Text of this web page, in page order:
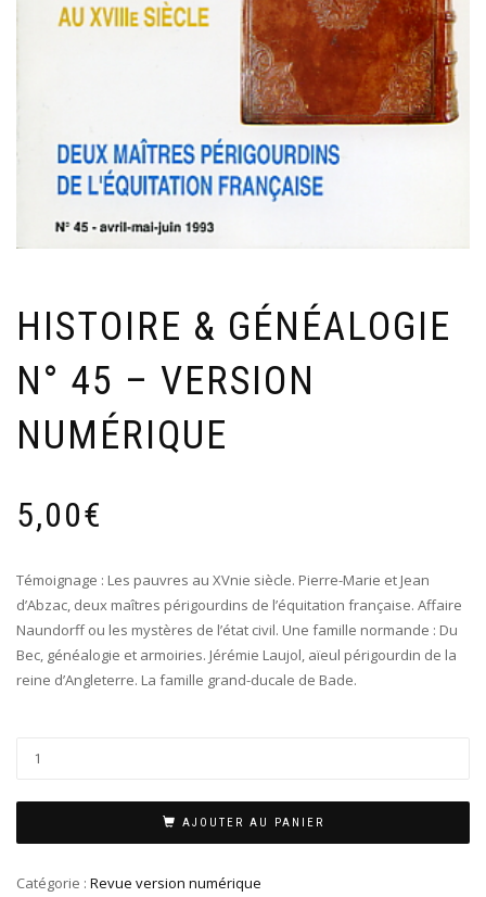
HISTOIRE & GÉNÉALOGIE
N° 45 – VERSION
NUMÉRIQUE
5,00€
Témoignage : Les pauvres au XVnie siècle. Pierre-Marie et Jean
d’Abzac, deux maîtres périgourdins de l’équitation française. Affaire
Naundorff ou les mystères de l’état civil. Une famille normande : Du
Bec, généalogie et armoiries. Jérémie Laujol, aïeul périgourdin de la
reine d’Angleterre. La famille grand-ducale de Bade.
AJOUTER AU PANIER
Catégorie : Revue version numérique